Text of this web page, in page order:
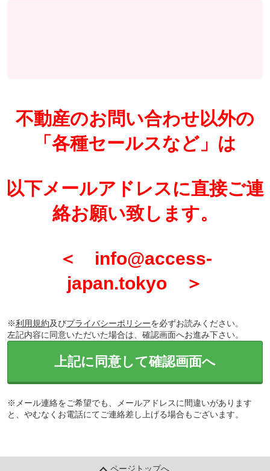
不動産のお問い合わせ以外の
「各種セールスなど」は
以下メールアドレスに直接ご連
絡お願い致します。
＜ info@access-
japan.tokyo ＞
※利用規約及びプライバシーポリシーを必ずお読みください。
左記内容に同意いただいた場合は、確認画面へお進み下さい。
上記に同意して確認画面へ
※メール連絡をご希望でも、メールアドレスに間違いがあります
と、やむなくお電話にてご連絡差し上げる場合もございます。
ページトップへ